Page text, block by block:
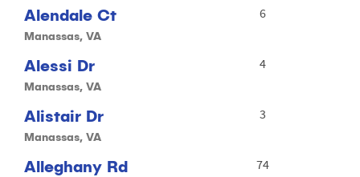
Alendale Ct
Manassas, VA
6
Alessi Dr
Manassas, VA
4
Alistair Dr
Manassas, VA
3
Alleghany Rd 74